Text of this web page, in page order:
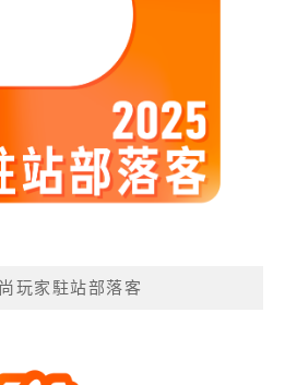
玩家駐站部落客